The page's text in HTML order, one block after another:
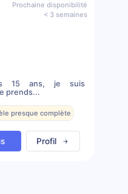
Prochaine disponibilité
< 3 semaines
15 ans, je suis
prends...
presque complète
Profil